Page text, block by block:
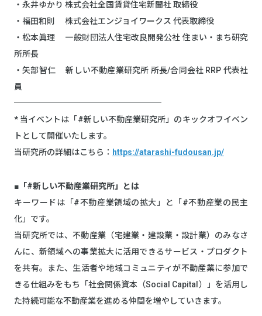
・永井ゆかり 株式会社全国賃貸住宅新聞社 取締役
・福⽥和則 株式会社エンジョイワークス 代表取締役
・松本眞理 ⼀般財団法⼈住宅改良開発公社 住まい・まち研究
所所⻑
・⽮部智仁 新しい不動産業研究所 所⻑/合同会社 RRP 代表社
員
──────────────────
* 当イベントは「#新しい不動産業研究所」のキックオフイベン
トとして開催いたします。
当研究所の詳細はこちら： https://atarashi-fudousan.jp/
■「#新しい不動産業研究所」とは
キーワードは「#不動産業領域の拡⼤」と「#不動産業の⺠主
化」です。
当研究所では、不動産業（宅建業・建設業・設計業）のみなさ
んに、新領域への事業拡⼤に活⽤できるサービス・プロダクト
を共有。また、⽣活者や地域コミュニティが不動産業に参加で
きる仕組みをもち「社会関係資本（Social Capital）」を活⽤し
た持続可能な不動産業を進める仲間を増やしていきます。